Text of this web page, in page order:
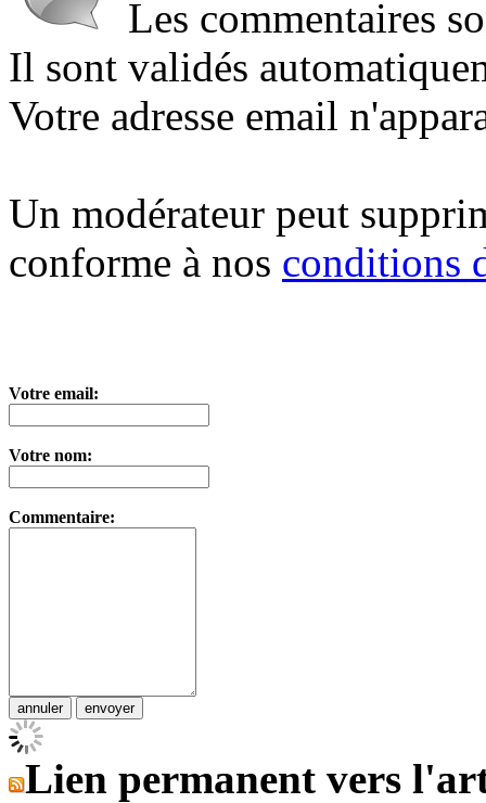
Les commentaires
Il sont validés
Votre adresse email
Un modérateur peut
conforme à nos conditions
Votre email:
Votre nom:
Commentaire:
Lien permanent vers